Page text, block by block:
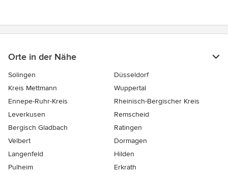
Orte in der Nähe
Solingen
Düsseldorf
Kreis Mettmann
Wuppertal
Ennepe-Ruhr-Kreis
Rheinisch-Bergischer Kreis
Leverkusen
Remscheid
Bergisch Gladbach
Ratingen
Velbert
Dormagen
Langenfeld
Hilden
Pulheim
Erkrath